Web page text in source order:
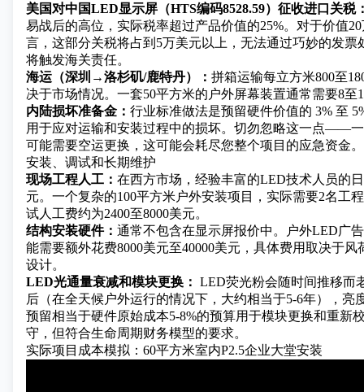
美国对中国LED显示屏（HTS编码8528.59）征收进口关税
易战后的高位，实际税率超过产品价值的25%。对于价值
言，这部分关税将占到5万美元以上，无法通过巧妙的发票
将触发海关责任。
海运（深圳→洛杉矶/鹿特丹）： 拼箱运输每立方米800至
决于市场情况。一套50平方米的户外屏幕装置通常需要8至
内陆损坏准备金： 行业标准做法是预留硬件价值的 3% 至
用于应对运输和安装过程中的损坏。切勿忽略这一点——
可能需要空运更换，这可能会耗尽您整个项目的应急资金。
安装、调试和长期维护
现场工程人工： 在西方市场，经验丰富的LED技术人员的
元。一个复杂的100平方米户外安装项目，实际需要2名工
试人工费约为2400至8000美元。
结构安装硬件： 通常不包含在显示屏报价中。户外LED广
能需要额外花费8000美元至40000美元，具体费用取决于
设计。
LED光通量衰减和模块更换： LED荧光粉会随时间推移而
后（在全天候户外运行的情况下，大约相当于5-6年），亮
预留相当于硬件原始成本5-8%的预算用于模块更换和重新
守，但符合生命周期财务模型的要求。
实际项目成本模拟：60平方米室内P2.5企业大堂安装